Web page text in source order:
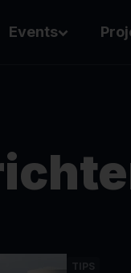
Events
TIPS